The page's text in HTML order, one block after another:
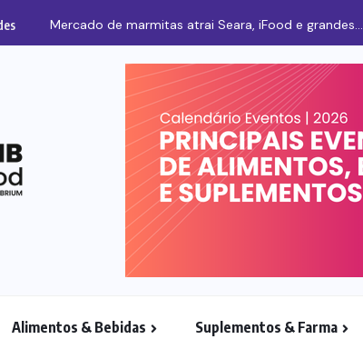
Mercado de marmitas atrai Seara, iFood e grandes...
Alimentos & Bebidas Suplementos & Farma